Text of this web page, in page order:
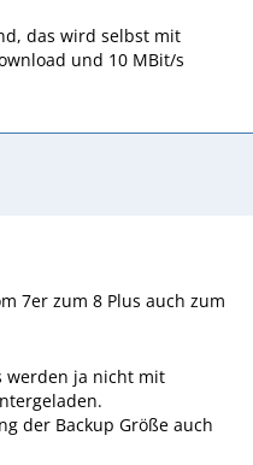
das wird selbst mit
und 10 MBit/s
7er zum 8 Plus auch zum
werden ja nicht mit
der Backup Größe auch